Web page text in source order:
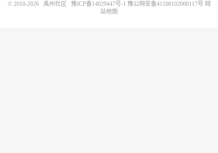
© 2010-2026 禹州社区 豫ICP备14029447号-1 豫公网安备41108102000117号 网
站地图